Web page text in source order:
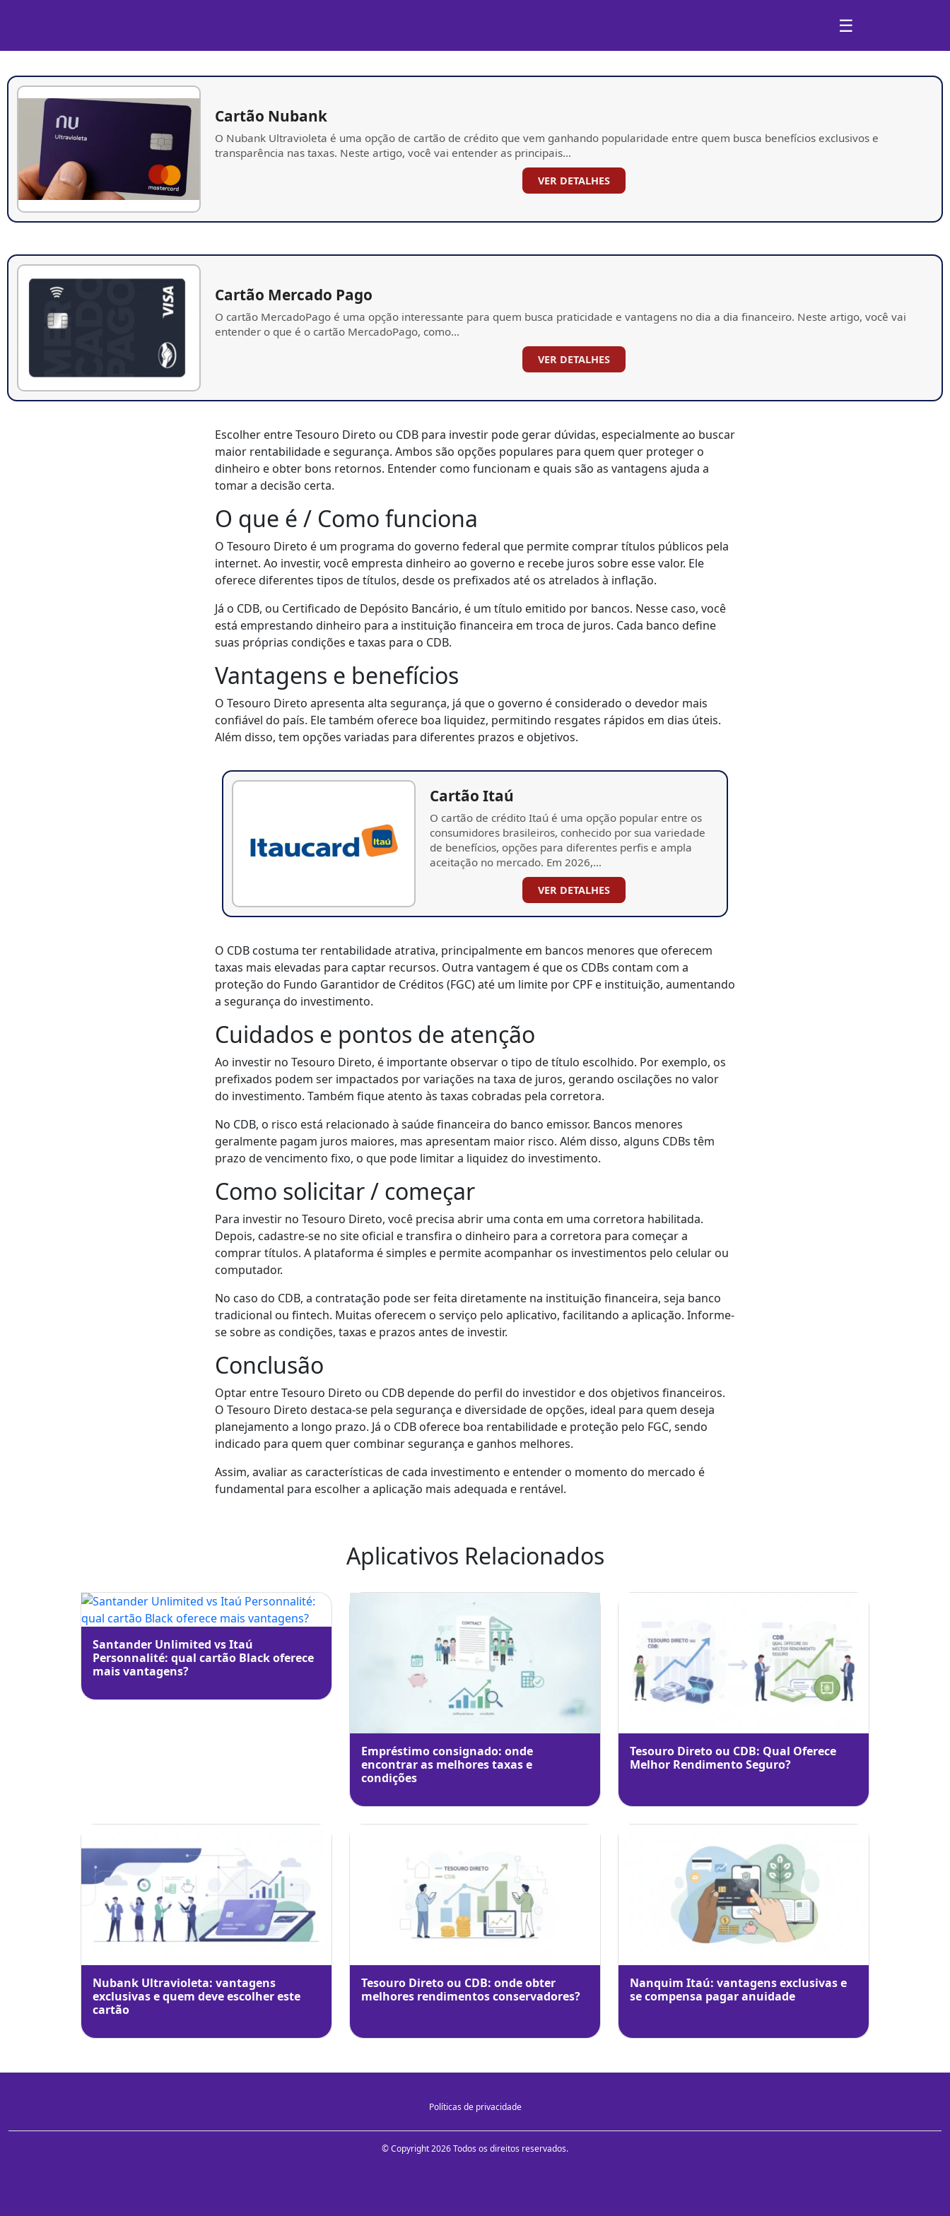
☰
Cartão Nubank
O Nubank Ultravioleta é uma opção de cartão de crédito que vem ganhando popularidade entre quem busca benefícios exclusivos e
transparência nas taxas. Neste artigo, você vai entender as principais…
VER DETALHES
Cartão Mercado Pago
O cartão MercadoPago é uma opção interessante para quem busca praticidade e vantagens no dia a dia financeiro. Neste artigo, você vai
entender o que é o cartão MercadoPago, como…
VER DETALHES
Escolher entre Tesouro Direto ou CDB para investir pode gerar dúvidas, especialmente ao buscar
maior rentabilidade e segurança. Ambos são opções populares para quem quer proteger o
dinheiro e obter bons retornos. Entender como funcionam e quais são as vantagens ajuda a
tomar a decisão certa.
O que é / Como funciona
O Tesouro Direto é um programa do governo federal que permite comprar títulos públicos pela
internet. Ao investir, você empresta dinheiro ao governo e recebe juros sobre esse valor. Ele
oferece diferentes tipos de títulos, desde os prefixados até os atrelados à inflação.
Já o CDB, ou Certificado de Depósito Bancário, é um título emitido por bancos. Nesse caso, você
está emprestando dinheiro para a instituição financeira em troca de juros. Cada banco define
suas próprias condições e taxas para o CDB.
Vantagens e benefícios
O Tesouro Direto apresenta alta segurança, já que o governo é considerado o devedor mais
confiável do país. Ele também oferece boa liquidez, permitindo resgates rápidos em dias úteis.
Além disso, tem opções variadas para diferentes prazos e objetivos.
Cartão Itaú
O cartão de crédito Itaú é uma opção popular entre os
consumidores brasileiros, conhecido por sua variedade
de benefícios, opções para diferentes perfis e ampla
aceitação no mercado. Em 2026,…
VER DETALHES
O CDB costuma ter rentabilidade atrativa, principalmente em bancos menores que oferecem
taxas mais elevadas para captar recursos. Outra vantagem é que os CDBs contam com a
proteção do Fundo Garantidor de Créditos (FGC) até um limite por CPF e instituição, aumentando
a segurança do investimento.
Cuidados e pontos de atenção
Ao investir no Tesouro Direto, é importante observar o tipo de título escolhido. Por exemplo, os
prefixados podem ser impactados por variações na taxa de juros, gerando oscilações no valor
do investimento. Também fique atento às taxas cobradas pela corretora.
No CDB, o risco está relacionado à saúde financeira do banco emissor. Bancos menores
geralmente pagam juros maiores, mas apresentam maior risco. Além disso, alguns CDBs têm
prazo de vencimento fixo, o que pode limitar a liquidez do investimento.
Como solicitar / começar
Para investir no Tesouro Direto, você precisa abrir uma conta em uma corretora habilitada.
Depois, cadastre-se no site oficial e transfira o dinheiro para a corretora para começar a
comprar títulos. A plataforma é simples e permite acompanhar os investimentos pelo celular ou
computador.
No caso do CDB, a contratação pode ser feita diretamente na instituição financeira, seja banco
tradicional ou fintech. Muitas oferecem o serviço pelo aplicativo, facilitando a aplicação. Informe-
se sobre as condições, taxas e prazos antes de investir.
Conclusão
Optar entre Tesouro Direto ou CDB depende do perfil do investidor e dos objetivos financeiros.
O Tesouro Direto destaca-se pela segurança e diversidade de opções, ideal para quem deseja
planejamento a longo prazo. Já o CDB oferece boa rentabilidade e proteção pelo FGC, sendo
indicado para quem quer combinar segurança e ganhos melhores.
Assim, avaliar as características de cada investimento e entender o momento do mercado é
fundamental para escolher a aplicação mais adequada e rentável.
Aplicativos Relacionados
Santander Unlimited vs Itaú
Personnalité: qual cartão Black oferece
mais vantagens?
Empréstimo consignado: onde
encontrar as melhores taxas e
condições
Tesouro Direto ou CDB: Qual Oferece
Melhor Rendimento Seguro?
Nubank Ultravioleta: vantagens
exclusivas e quem deve escolher este
cartão
Tesouro Direto ou CDB: onde obter
melhores rendimentos conservadores?
Nanquim Itaú: vantagens exclusivas e
se compensa pagar anuidade
Políticas de privacidade
© Copyright 2026 Todos os direitos reservados.